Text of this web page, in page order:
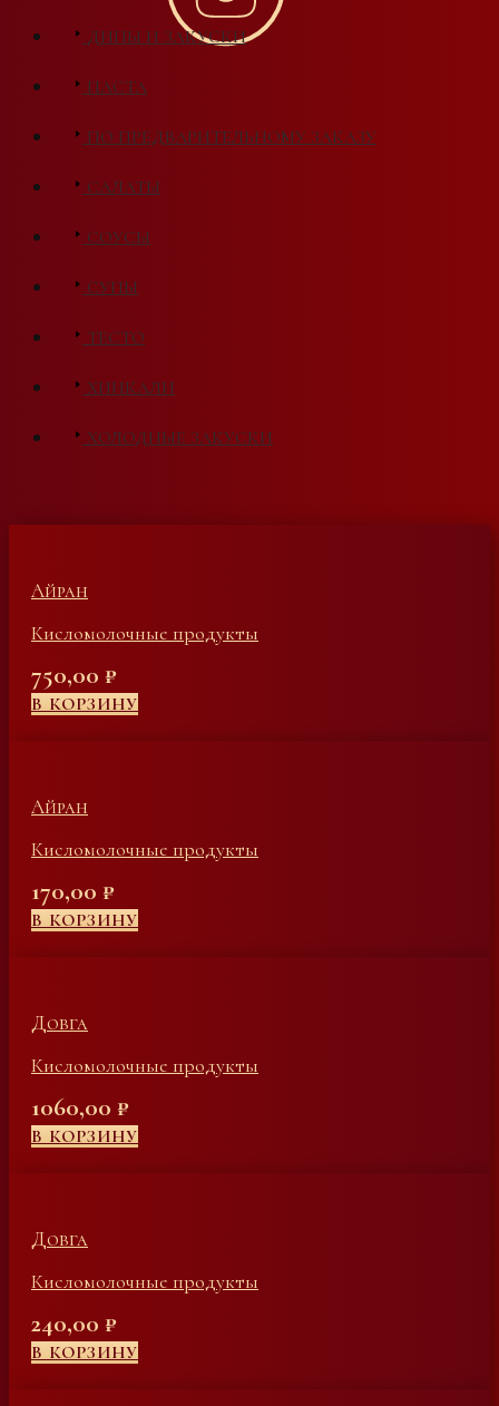
ДИПЫ И ЗАКУСКИ
ПАСТА
ПО ПРЕДВАРИТЕЛЬНОМУ ЗАКАЗУ
САЛАТЫ
СОУСЫ
СУПЫ
ТЕСТО
ХИНКАЛИ
ХОЛОДНЫЕ ЗАКУСКИ
Айран
Кисломолочные продукты
750,00 ₽
В КОРЗИНУ
Айран
Кисломолочные продукты
170,00 ₽
В КОРЗИНУ
Довга
Кисломолочные продукты
1060,00 ₽
В КОРЗИНУ
Довга
Кисломолочные продукты
240,00 ₽
В КОРЗИНУ